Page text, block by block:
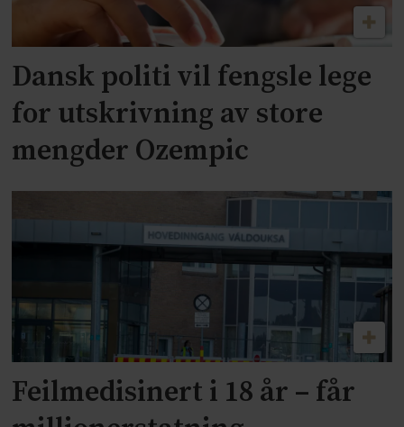
Dansk politi vil fengsle lege
for utskrivning av store
mengder Ozempic
Feilmedisinert i 18 år – får